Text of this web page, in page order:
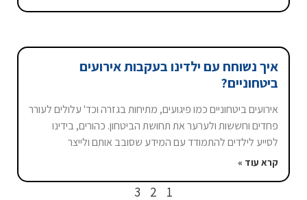
איך נשוחח עם ילדינו בעקבות אירועים
ביטחוניים?
אירועים ביטחוניים כמו פיגועים, מתיחות בגזרה וכד' עלולים לעורר
פחדים וחששות ולערער את תחושת הביטחון. כהורים, בידינו
לסייע לילדים להתמודד עם המידע שסובב אותם ולייצר
קרא עוד »
1
2
3